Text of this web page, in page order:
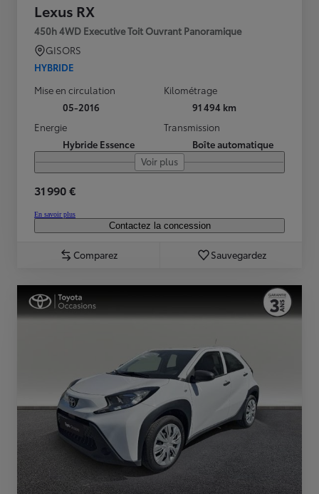
Lexus RX
450h 4WD Executive Toit Ouvrant Panoramique
GISORS
HYBRIDE
Mise en circulation
05-2016
Kilométrage
91 494 km
Energie
Hybride Essence
Transmission
Boîte automatique
Voir plus
31 990 €
En savoir plus
Contactez la concession
Comparez Sauvegardez